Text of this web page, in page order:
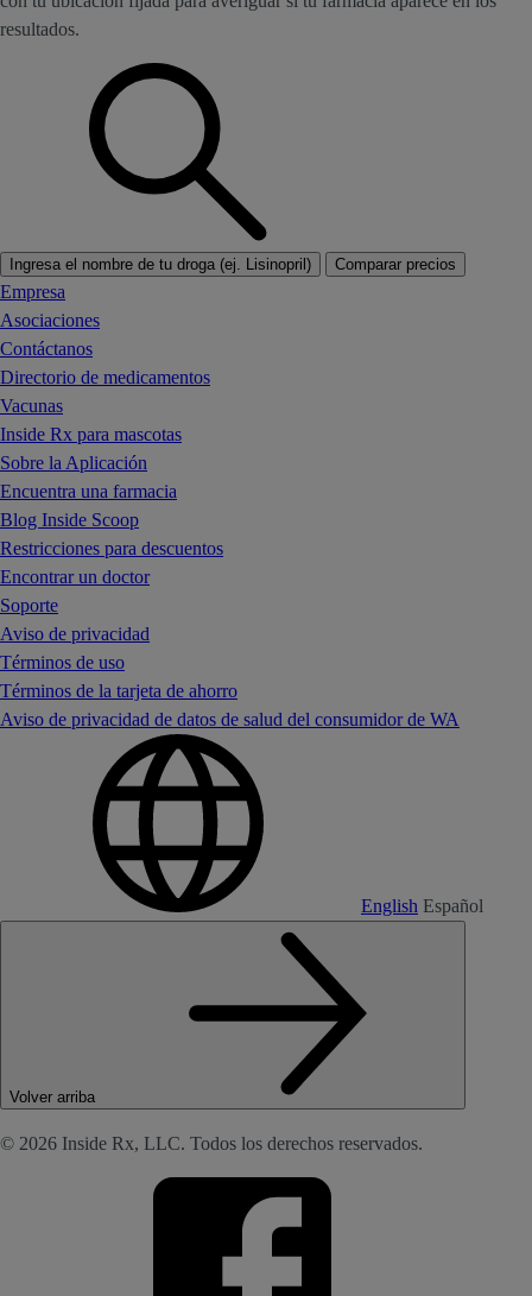
resultados.
Ingresa el nombre de tu droga (ej. Lisinopril) Comparar precios
Empresa
Asociaciones
Contáctanos
Directorio de medicamentos
Vacunas
Inside Rx para mascotas
Sobre la Aplicación
Encuentra una farmacia
Blog Inside Scoop
Restricciones para descuentos
Encontrar un doctor
Soporte
Aviso de privacidad
Términos de uso
Términos de la tarjeta de ahorro
Aviso de privacidad de datos de salud del consumidor de WA
English Español
Volver arriba
© 2026 Inside Rx, LLC. Todos los derechos reservados.